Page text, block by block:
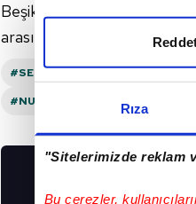
Rıza
"Sitelerimizde reklam
Bu çerezler,
Beşiktaş'ın planlamasında
arasında.
#SERGEN YALÇIN
#NURI ŞAHIN
#EDUARD GRAF